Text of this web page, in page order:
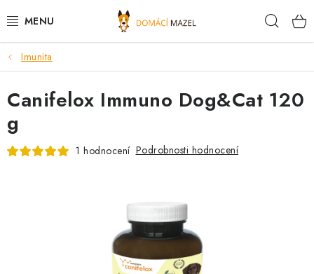
na
DOPORUČUJEME
VÝPRODEJ SKLADU
PSI
Imunita
Canifelox Immuno Dog&Cat 120
g
1 hodnocení Podrobnosti hodnocení